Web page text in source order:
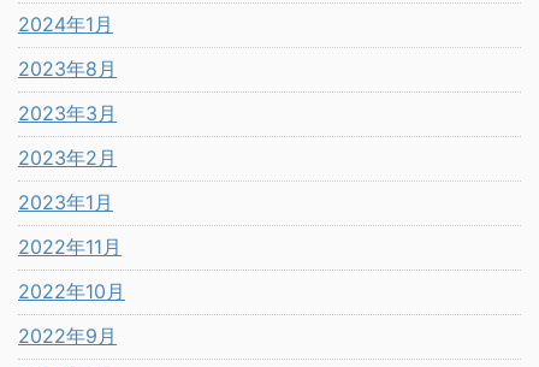
2024年1月
2023年8月
2023年3月
2023年2月
2023年1月
2022年11月
2022年10月
2022年9月